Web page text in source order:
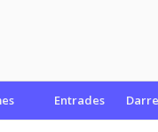
Entrades